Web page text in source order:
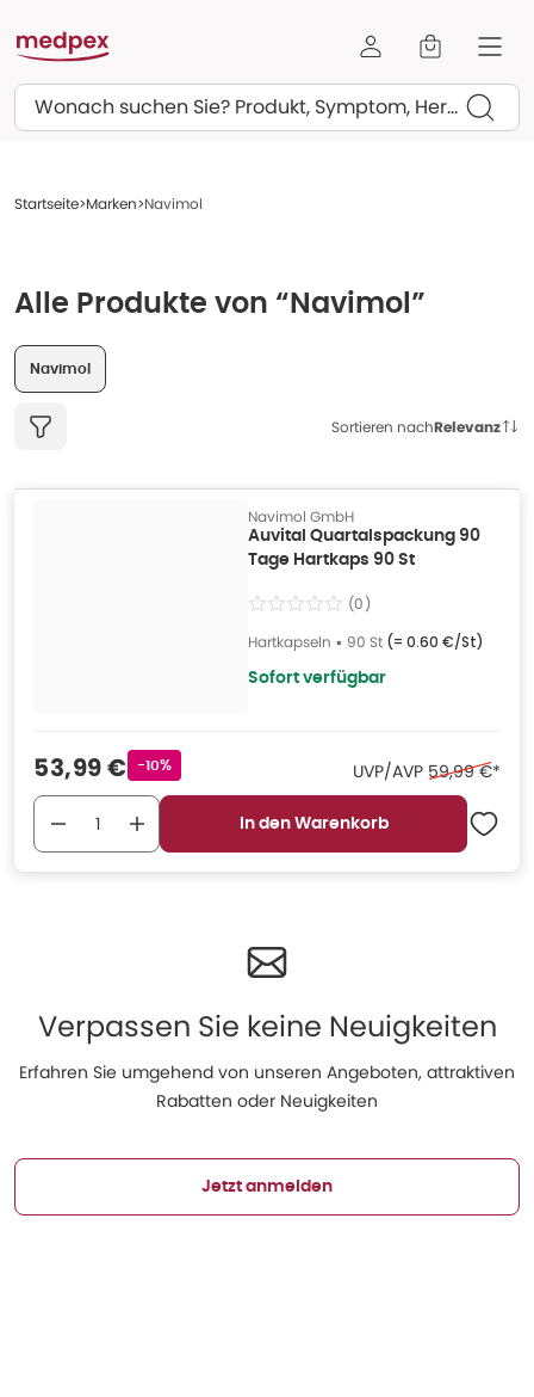
Suchen
Startseite Marken Navimol
Alle Produkte von “Navimol”
Navimol
Sortieren nachRelevanz
Navimol GmbH
Auvital Quartalspackung 90
Tage Hartkaps 90 St
(0)
Hartkapseln • 90 St (= 0.60 €/St)
Sofort verfügbar
Verkaufspreis
53,99 € Rabattstempel
-10% UVP/AVP Ehemaliger
59,99 €*
In den Warenkorb
Verpassen Sie keine Neuigkeiten
Erfahren Sie umgehend von unseren Angeboten, attraktiven
Rabatten oder Neuigkeiten
Jetzt anmelden